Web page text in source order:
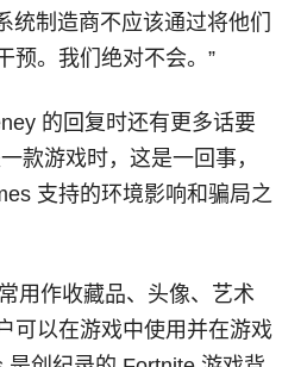
统制造商不应该通过将他们
预。我们绝对不会。”
的回复时还有更多话要
款游戏时，这是一回事，
支持的环境影响和骗局之
用作收藏品、头像、艺术
可以在游戏中使用并在游戏